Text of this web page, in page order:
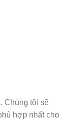
Chúng tôi sẽ
hợp nhất cho